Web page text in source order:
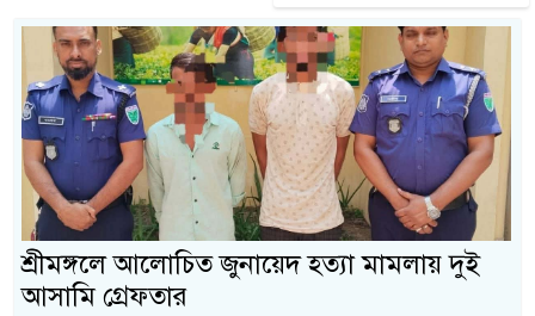
শ্রীমঙ্গলে আলোচিত জুনায়েদ হত্যা মামলায় দুই
আসামি গ্রেফতার